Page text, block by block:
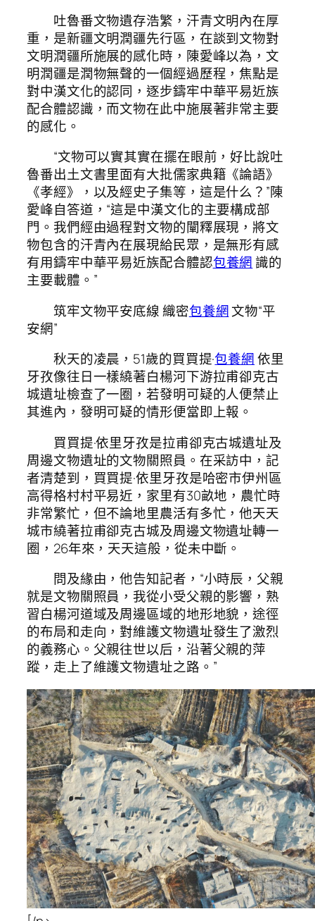
吐魯番文物遺存浩繁，汗青文明內在厚
重，是新疆文明潤疆先行區，在談到文物對
文明潤疆所施展的感化時，陳愛峰以為，文
明潤疆是潤物無聲的一個經過歷程，焦點是
對中漢文化的認同，逐步鑄牢中華平易近族
配合體認識，而文物在此中施展著非常主要
的感化。
“文物可以實其實在擺在眼前，好比說吐
魯番出土文書里面有大批儒家典籍《論語》
《孝經》，以及經史子集等，這是什么？”陳
愛峰自答道，“這是中漢文化的主要構成部
門。我們經由過程對文物的闡釋展現，將文
物包含的汗青內在展現給民眾，是無形有感
有用鑄牢中華平易近族配合體認包養網 識的
主要載體。”
筑牢文物平安底線 織密包養網文物“平
安網”
秋天的凌晨，51歲的買買提·包養網依里
牙孜像往日一樣繞著白楊河下游拉甫卻克古
城遺址檢查了一圈，若發明可疑的人便禁止
其進內，發明可疑的情形便當即上報。
買買提·依里牙孜是拉甫卻克古城遺址及
周邊文物遺址的文物關照員。在采訪中，記
者清楚到，買買提·依里牙孜是哈密市伊州區
高得格村村平易近，家里有30畝地，農忙時
非常繁忙，但不論地里農活有多忙，他天天
城市繞著拉甫卻克古城及周邊文物遺址轉一
圈，26年來，天天這般，從未中斷。
問及緣由，他告知記者，“小時辰，父親
就是文物關照員，我從小受父親的影響，熟
習白楊河道域及周邊區域的地形地貌，途徑
的布局和走向，對維護文物遺址發生了激烈
的義務心。父親往世以后，沿著父親的萍
蹤，走上了維護文物遺址之路。”